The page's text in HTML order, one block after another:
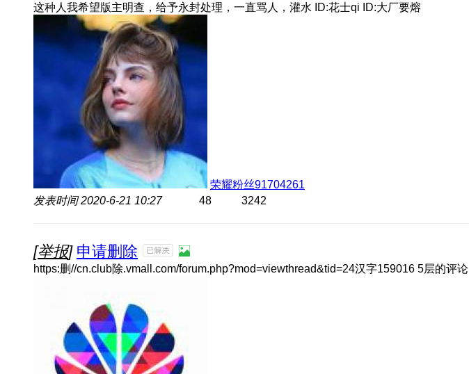
这种人我希望版主明查，给予永封处理，一直骂人，灌水 ID:花士qi ID:大厂要熔
荣耀粉丝91704261
发表时间2020-6-21 10:27 48 3242
[举报] 申请删除
https:删//cn.club除.vmall.com/forum.php?mod=viewthread&tid=24汉字159016 5层的评论